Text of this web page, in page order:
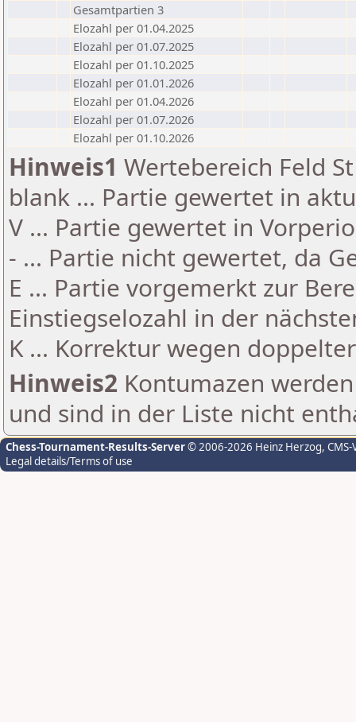
Gesamtpartien 3
Elozahl per 01.04.2025
Elozahl per 01.07.2025
Elozahl per 01.10.2025
Elozahl per 01.01.2026
Elozahl per 01.04.2026
Elozahl per 01.07.2026
Elozahl per 01.10.2026
Hinweis1 Wertebereich Feld
blank ... Partie gewertet in
V ... Partie gewertet in
- ... Partie nicht gewertet, da
E ... Partie vorgemerkt zur
Einstiegselozahl in der
K ... Korrektur wegen
Hinweis2 Kontumazen
und sind in der Liste nicht
Chess-Tournament-Results-Server© 2006-2026 Heinz Herzog,
Legal details/Terms of use